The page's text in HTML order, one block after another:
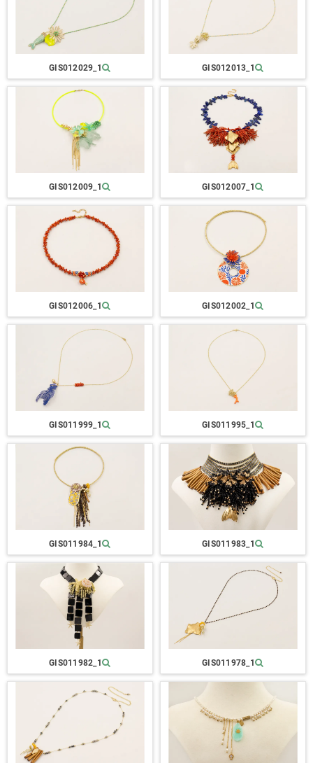
GIS012029_1 GIS012013_1
GIS012009_1 GIS012007_1
GIS012006_1 GIS012002_1
GIS011999_1 GIS011995_1
GIS011984_1 GIS011983_1
GIS011982_1 GIS011978_1